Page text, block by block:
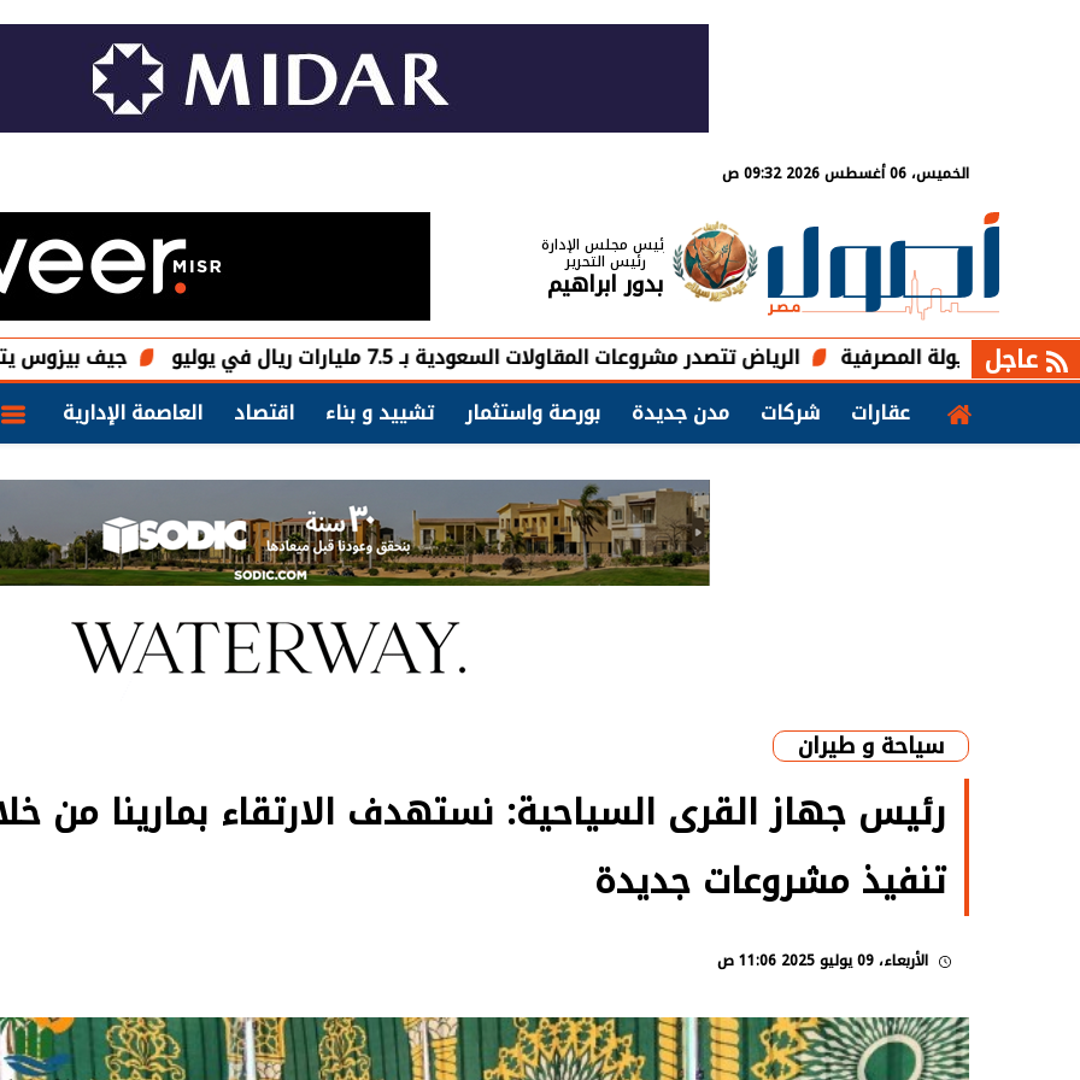
الخميس، 06 أغسطس 2026 09:32 ص
رئيس مجلس الإدارة
رئيس التحرير
بدور ابراهيم
عاجل جيف بيزوس يتخارج من 15 مليون سهم في «أمازون» مقابل 4.1 مليارات دولار
الرياض تتصدر مشروعات المقاولات السعودية بـ 7.5 مليارات ريال في يوليو
عقارات
شركات مدن جديدة بورصة واستثمار تشييد و بناء اقتصاد العاصمة الإدارية
سياحة و طيران
رئيس جهاز القرى السياحية: نستهدف الارتقاء بمارينا من
تنفيذ مشروعات جديدة
الأربعاء، 09 يوليو 2025 11:06 ص